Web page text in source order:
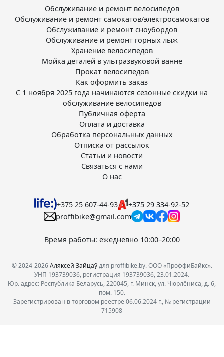
Обслуживание и ремонт велосипедов
Обслуживание и ремонт самокатов/электросамокатов
Обслуживание и ремонт сноубордов
Обслуживание и ремонт горных лыж
Хранение велосипедов
Мойка деталей в ультразвуковой ванне
Прокат велосипедов
Как оформить заказ
С 1 ноября 2025 года начинаются сезонные скидки на
обслуживание велосипедов
Публичная оферта
Оплата и доставка
Обработка персональных данных
Отписка от рассылок
Статьи и новости
Связаться с нами
О нас
+375 25 607-44-93
+375 29 334-92-52
proffibike@gmail.com
Время работы: ежедневно 10:00–20:00
© 2024-2026Аляксей Зайцаўдля proffibike.by. ООО «ПроффиБайкс».
УНП 193739036, регистрация 193739036, 23.01.2024.
Юр. адрес: Республика Беларусь, 220045, г. Минск, ул. Чюрлёниса, д. 6,
пом. 150.
Зарегистрирован в торговом реестре 06.06.2024 г., № регистрации
715908